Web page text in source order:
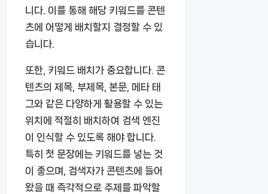
니다. 이를 통해 해당 키워드를 콘텐
츠에 어떻게 배치할지 결정할 수 있
습니다.
또한, 키워드 배치가 중요합니다. 콘
텐츠의 제목, 부제목, 본문, 메타 태
그와 같은 다양하게 활용할 수 있는
위치에 적절히 배치하여 검색 엔진
이 인식할 수 있도록 해야 합니다.
특히 첫 문장에는 키워드를 넣는 것
이 좋으며, 검색자가 콘텐츠에 들어
왔을 때 즉각적으로 주제를 파악할